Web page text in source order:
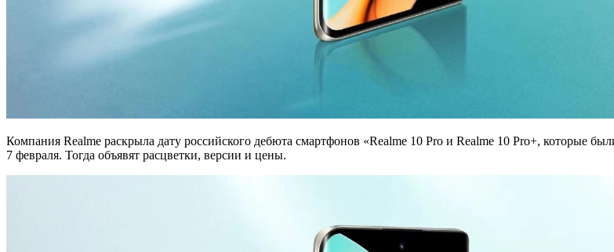
Компания Realme раскрыла дату российского дебюта смартфонов «Realme 10 Pro и Realme 10 Pro+, которые
7 февраля. Тогда объявят расцветки, версии и цены.